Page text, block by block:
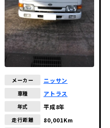
メーカー ニッサン
車種 アトラス
年式 平成8年
走行距離 80,001Km